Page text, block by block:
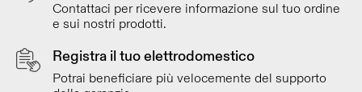
Contattaci per ricevere informazione sul tuo ordine
e sui nostri prodotti.
Registra il tuo elettrodomestico
Potrai beneficiare più velocemente del supporto